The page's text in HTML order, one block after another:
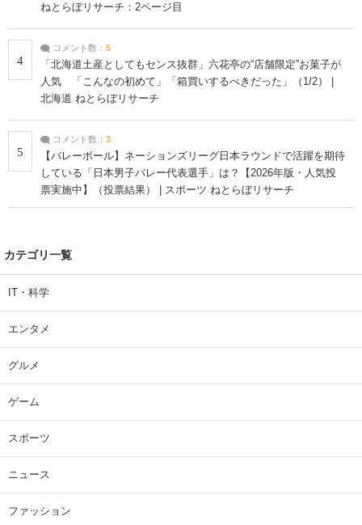
ねとらぼリサーチ：2ページ目
4
コメント数： 5
「北海道土産としてもセンス抜群」六花亭の“店舗限定”お菓子が
人気 「こんなの初めて」「箱買いするべきだった」（1/2） |
北海道 ねとらぼリサーチ
5
コメント数： 3
【バレーボール】ネーションズリーグ日本ラウンドで活躍を期待
している「日本男子バレー代表選手」は？【2026年版・人気投
票実施中】（投票結果） | スポーツ ねとらぼリサーチ
カテゴリ一覧
IT・科学
エンタメ
グルメ
ゲーム
スポーツ
ニュース
ファッション